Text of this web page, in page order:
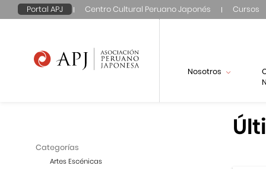
Portal APJ Centro Cultural Peruano Japonés Cursos
Nosotros
Categorías
Artes Escénicas